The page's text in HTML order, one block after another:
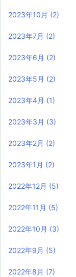
2023年10月 (2)
2023年7月 (2)
2023年6月 (2)
2023年5月 (2)
2023年4月 (1)
2023年3月 (3)
2023年2月 (2)
2023年1月 (2)
2022年12月 (5)
2022年11月 (5)
2022年10月 (3)
2022年9月 (5)
2022年8月 (7)